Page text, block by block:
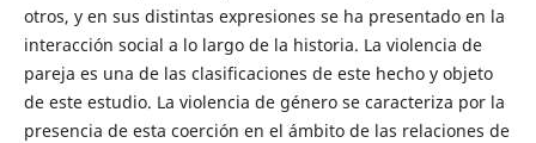
otros, y en sus distintas expresiones se ha presentado en la
interacción social a lo largo de la historia. La violencia de
pareja es una de las clasificaciones de este hecho y objeto
de este estudio. La violencia de género se caracteriza por la
presencia de esta coerción en el ámbito de las relaciones de